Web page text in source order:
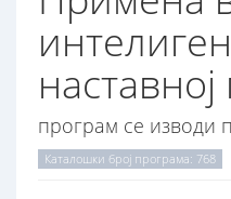
програм се изводи
Каталошки број програма: 768